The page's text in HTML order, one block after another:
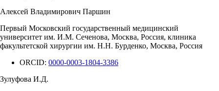
Алексей Владимирович Паршин
Первый Московский государственный медицинский
университет им. И.М. Сеченова, Москва, Россия, клиника
факультетской хирургии им. Н.Н. Бурденко, Москва, Россия
ORCID: 0000-0003-1804-3386
Зулуфова И.Д.